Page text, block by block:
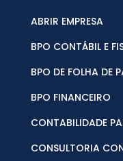
ABRIR EMPRESA
BPO CONTÁBIL E
BPO DE FOLHA DE
BPO FINANCEIRO
CONTABILIDADE
CONSULTORIA